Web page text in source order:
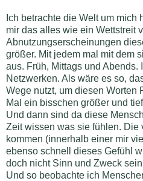
Ich betrachte die Welt um mich
mir das alles wie ein Wettstreit
Abnutzungserscheinungen
größer. Mit jedem mal mit dem
aus. Früh, Mittags und Abends.
Netzwerken. Als wäre es so,
Wege nutzt, um diesen Worten
Mal ein bisschen größer und
Und dann sind da diese
Zeit wissen was sie fühlen. Die
kommen (innerhalb einer mir
ebenso schnell dieses Gefühl
doch nicht Sinn und Zweck
Und so beobachte ich